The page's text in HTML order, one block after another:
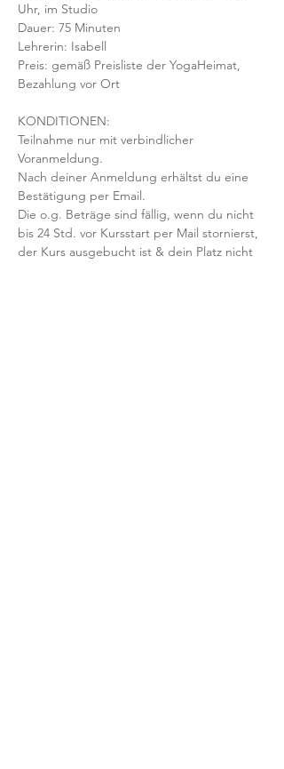
Uhr, im Studio
Dauer: 75 Minuten
Lehrerin: Isabell
Preis: gemäß Preisliste der YogaHeimat,
Bezahlung vor Ort
KONDITIONEN:
Teilnahme nur mit verbindlicher
Voranmeldung.
Nach deiner Anmeldung erhältst du eine
Bestätigung per Email.
Die o.g. Beträge sind fällig, wenn du nicht
bis 24 Std. vor Kursstart per Mail stornierst,
der Kurs ausgebucht ist & dein Platz nicht